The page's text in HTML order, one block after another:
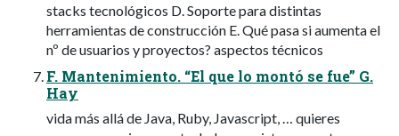
stacks tecnológicos D. Soporte para distintas
herramientas de construcción E. Qué pasa si aumenta el
nº de usuarios y proyectos? aspectos técnicos
F. Mantenimiento. “El que lo montó se fue” G.
Hay
vida más allá de Java, Ruby, Javascript, … quieres